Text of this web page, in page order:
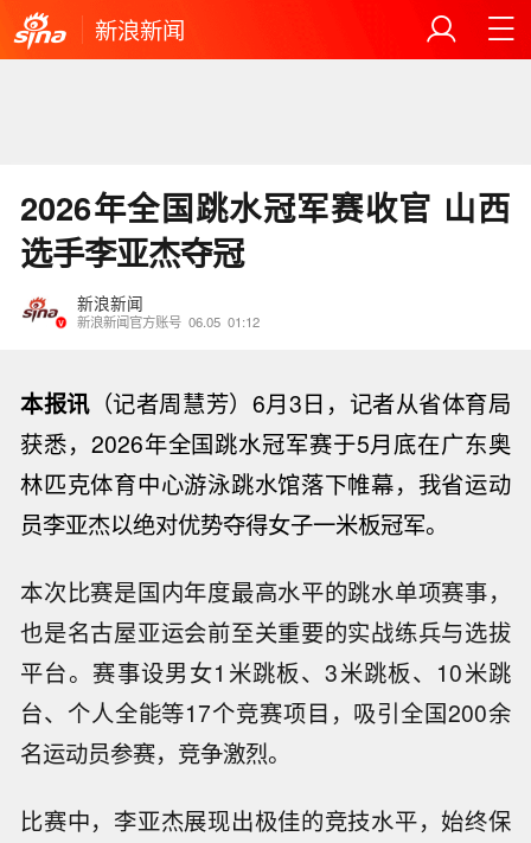
新浪新闻
2026年全国跳水冠军赛收官 山西
选手李亚杰夺冠
新浪新闻
新浪新闻官方账号 06.05 01:12
本报讯（记者周慧芳）6月3日，记者从省体育局
获悉，2026年全国跳水冠军赛于5月底在广东奥
林匹克体育中心游泳跳水馆落下帷幕，我省运动
员李亚杰以绝对优势夺得女子一米板冠军。
本次比赛是国内年度最高水平的跳水单项赛事，
也是名古屋亚运会前至关重要的实战练兵与选拔
平台。赛事设男女1米跳板、3米跳板、10米跳
台、个人全能等17个竞赛项目，吸引全国200余
名运动员参赛，竞争激烈。
比赛中，李亚杰展现出极佳的竞技水平，始终保